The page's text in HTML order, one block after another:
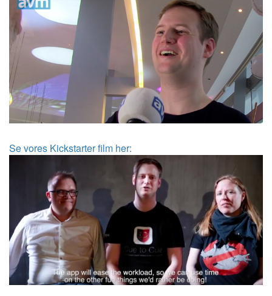
Se vores Kickstarter film her: